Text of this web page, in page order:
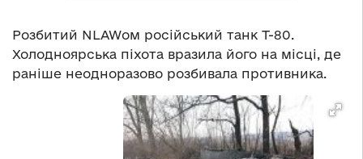
Розбитий NLAWом російський танк Т-80.
Холодноярська піхота вразила його на місці, де
раніше неодноразово розбивала противника.